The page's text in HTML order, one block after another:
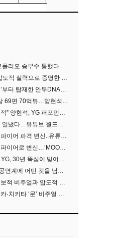
트레저, 힙합 포트폴리오 승부수 통했다…데뷔 6주년 새 도약
‘6주년’ 트레저, 압도적 실력으로 증명한 ‘YG의 보물’ 진가
‘서태지와 아이들’부터 탑재한 안무DNA…양현석, YG 퍼포먼스 비디오 70억 뷰 신화의 시작
YG 퍼포먼스 영상 69편 70억뷰…양현석 제작 철학 통했다
“69편·70억 뷰 기적” 양현석, YG 퍼포먼스 비디오 100% 직접 만든 이유
베이비몬스터, 또 일냈다…유튜브 월드와이드 1위
베이비몬스터, 뱀파이어 파격 변신..유튜브 트렌딩 1위 직행
베이비몬스터, 뱀파이어로 변신…‘MOON’으로 찍은 3개월 프로젝트
“최초·최다·최단” YG, 30년 뚝심이 빚어낸 K팝 투어의 새 지평
YG 30주년, K팝 공연계에 어떤 것을 남겼나
베이비몬스터, 독보적 비주얼과 압도적 소화력..’MOON’
베이비몬스터, 루카·치키타 ‘문’ 비주얼 공개…절제된 카리스마·유니크 비주얼